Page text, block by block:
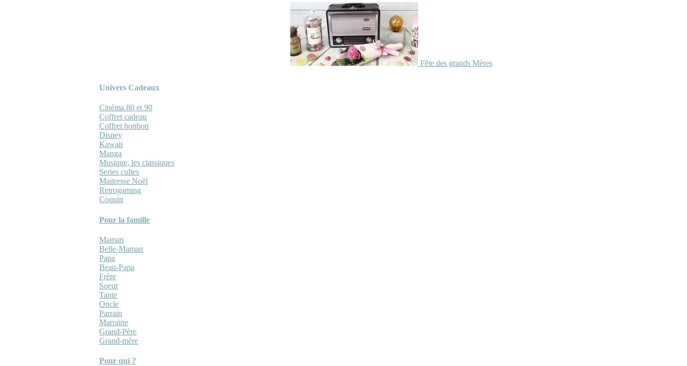
Fête des grands Mères
Univers Cadeaux
Cinéma 80 et 90
Coffret cadeau
Coffret bonbon
Disney
Kawaii
Manga
Musique, les classiques
Series cultes
Maitresse Noël
Retrogaming
Coquin
Pour la famille
Maman
Belle-Maman
Papa
Beau-Papa
Frère
Soeur
Tante
Oncle
Parrain
Marraine
Grand-Père
Grand-mère
Pour qui ?